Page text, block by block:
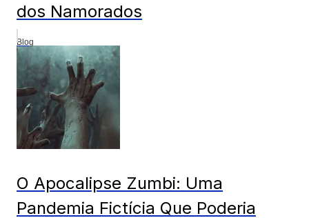
dos Namorados
Blog
O Apocalipse Zumbi: Uma
Pandemia Fictícia Que Poderia